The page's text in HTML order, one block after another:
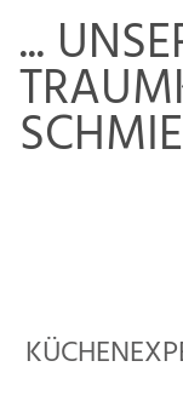
...